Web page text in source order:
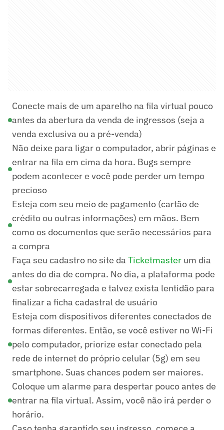
Conecte mais de um aparelho na fila virtual pouco
antes da abertura da venda de ingressos (seja a
venda exclusiva ou a pré-venda)
Não deixe para ligar o computador, abrir páginas e
entrar na fila em cima da hora. Bugs sempre
podem acontecer e você pode perder um tempo
precioso
Esteja com seu meio de pagamento (cartão de
crédito ou outras informações) em mãos. Bem
como os documentos que serão necessários para
a compra
Faça seu cadastro no site da Ticketmaster um dia
antes do dia de compra. No dia, a plataforma pode
estar sobrecarregada e talvez exista lentidão para
finalizar a ficha cadastral de usuário
Esteja com dispositivos diferentes conectados de
formas diferentes. Então, se você estiver no Wi-Fi
pelo computador, priorize estar conectado pela
rede de internet do próprio celular (5g) em seu
smartphone. Suas chances podem ser maiores.
Coloque um alarme para despertar pouco antes de
entrar na fila virtual. Assim, você não irá perder o
horário.